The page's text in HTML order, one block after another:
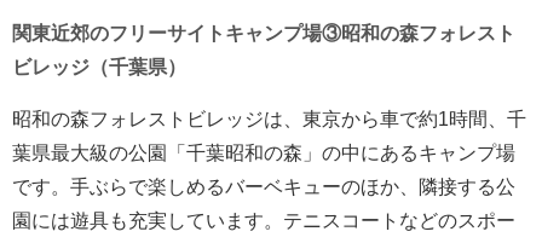
関東近郊のフリーサイトキャンプ場③昭和の森フォレスト
ビレッジ（千葉県）
昭和の森フォレストビレッジは、東京から車で約1時間、千
葉県最大級の公園「千葉昭和の森」の中にあるキャンプ場
です。手ぶらで楽しめるバーベキューのほか、隣接する公
園には遊具も充実しています。テニスコートなどのスポー